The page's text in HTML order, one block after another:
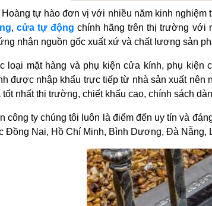
Hoàng tự hào đơn vị với nhiều năm kinh nghiệm
, cửa tự động chính hãng trên thị trường với
nhận nguồn gốc xuất xứ và chất lượng sản
loại mặt hàng và phụ kiện cửa kính, phụ
được nhập khẩu trực tiếp từ nhà sản xuất
tốt nhất thị trường, chiết khấu cao, chính sách
công ty chúng tôi luôn là điểm đến uy tín và
Đồng Nai, Hồ Chí Minh, Bình Dương, Đà Nẵng,